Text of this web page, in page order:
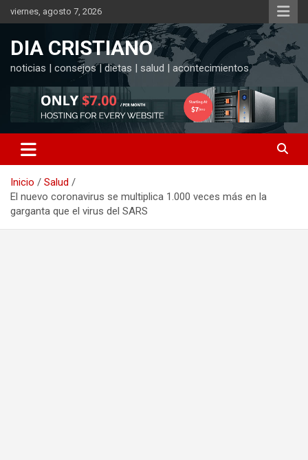
Saltar
al
viernes, agosto 7, 2026
DIA CRISTIANO
noticias | consejos | dietas | salud | acontecimientos
Inicio
Salud
El nuevo coronavirus se multiplica 1.000 veces más en la
garganta que el virus del SARS